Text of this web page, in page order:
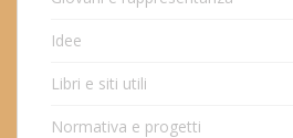
Idee
Libri e siti utili
Normativa e progetti